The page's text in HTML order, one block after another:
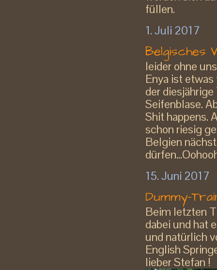
füllen.
1. Juli 2017
Belgisches
leider ohne
Enya ist
der
Seifenblase.
Shit happens.
schon riesig
Belgien
15. Juni 2017
Dummy-
Beim letzten
dabei und hat
und natürlich
English
lieber Stefan !